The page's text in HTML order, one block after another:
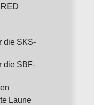
die SKS-
die SBF-
Laune